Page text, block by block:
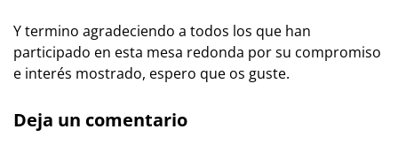
Y termino agradeciendo a todos los que han
participado en esta mesa redonda por su compromiso
e interés mostrado, espero que os guste.
Deja un comentario